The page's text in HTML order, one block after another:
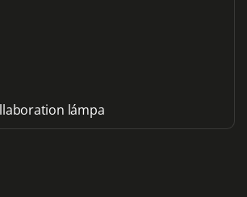
lámpa